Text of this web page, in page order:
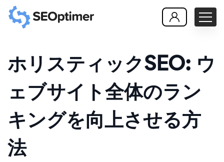
ホリスティックSEO: ウ
ェブサイト全体のラン
キングを向上させる方
法